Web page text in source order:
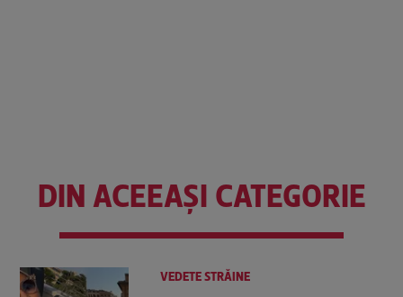
DIN ACEEAȘI CATEGORIE
VEDETE STRĂINE